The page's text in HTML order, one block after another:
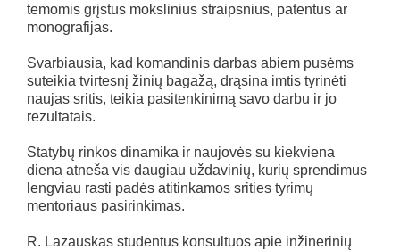
temomis grįstus mokslinius straipsnius, patentus ar
monografijas.
Svarbiausia, kad komandinis darbas abiem pusėms
suteikia tvirtesnį žinių bagažą, drąsina imtis tyrinėti
naujas sritis, teikia pasitenkinimą savo darbu ir jo
rezultatais.
Statybų rinkos dinamika ir naujovės su kiekviena
diena atneša vis daugiau uždavinių, kurių sprendimus
lengviau rasti padės atitinkamos srities tyrimų
mentoriaus pasirinkimas.
R. Lazauskas studentus konsultuos apie inžinerinių